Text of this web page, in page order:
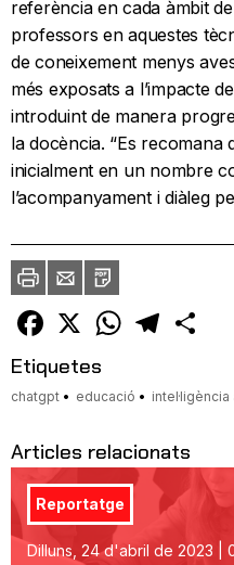
referència en cada àmbit
professors en aquestes
de coneixement menys
més exposats a l’impacte
introduint de manera
la docència. “Es recomana
inicialment en un nombre
l’acompanyament i diàleg
ImprimirEnvia
un
amic
PDF
Facebook
X WhatsAppTelegram
Etiquetes
chatgpt educació
Articles relacionats
Reportatge
Dilluns, 24 d'abril de 2023 |